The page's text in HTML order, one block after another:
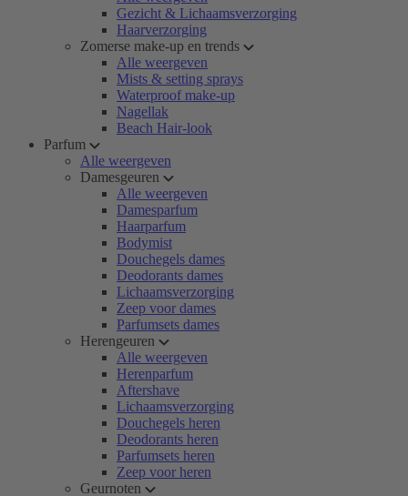
Gezicht & Lichaamsverzorging
Haarverzorging
Zomerse make-up en trends
Alle weergeven
Mists & setting sprays
Waterproof make-up
Nagellak
Beach Hair-look
Parfum
Alle weergeven
Damesgeuren
Alle weergeven
Damesparfum
Haarparfum
Bodymist
Douchegels dames
Deodorants dames
Lichaamsverzorging
Zeep voor dames
Parfumsets dames
Herengeuren
Alle weergeven
Herenparfum
Aftershave
Lichaamsverzorging
Douchegels heren
Deodorants heren
Parfumsets heren
Zeep voor heren
Geurnoten